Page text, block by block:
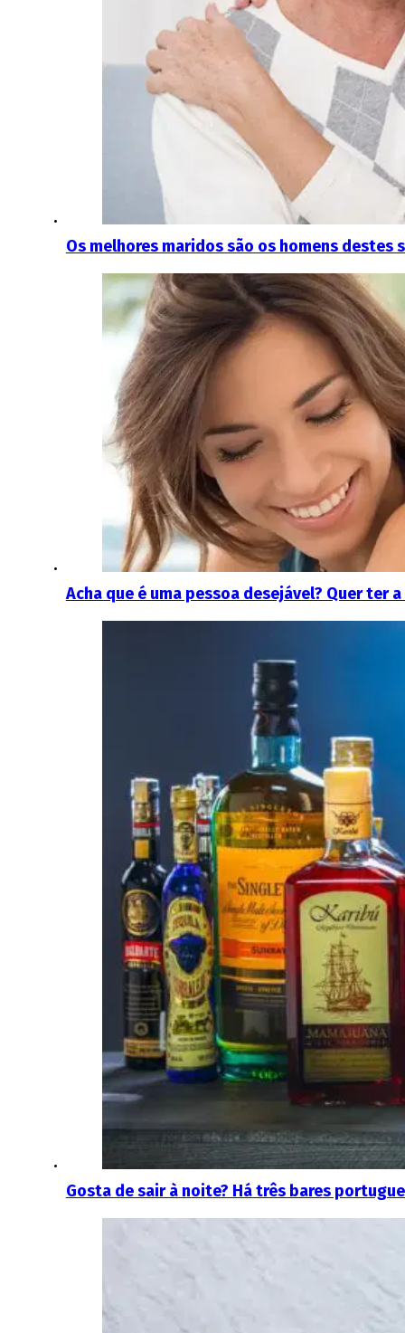
Os melhores maridos são os homens destes
Acha que é uma pessoa desejável? Quer ter
Gosta de sair à noite? Há três bares